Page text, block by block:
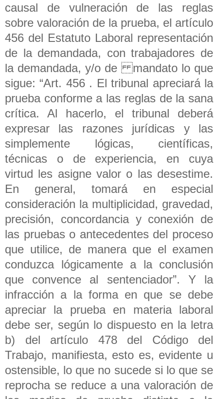
causal de vulneración de las reglas
sobre valoración de la prueba, el artículo
456 del Estatuto Laboral representación
de la demandada, con trabajadores de
la demandada, y/o de mandato lo que
sigue: “Art. 456 . El tribunal apreciará la
prueba conforme a las reglas de la sana
crítica. Al hacerlo, el tribunal deberá
expresar las razones jurídicas y las
simplemente lógicas, científicas,
técnicas o de experiencia, en cuya
virtud les asigne valor o las desestime.
En general, tomará en especial
consideración la multiplicidad, gravedad,
precisión, concordancia y conexión de
las pruebas o antecedentes del proceso
que utilice, de manera que el examen
conduzca lógicamente a la conclusión
que convence al sentenciador”. Y la
infracción a la forma en que se debe
apreciar la prueba en materia laboral
debe ser, según lo dispuesto en la letra
b) del artículo 478 del Código del
Trabajo, manifiesta, esto es, evidente u
ostensible, lo que no sucede si lo que se
reprocha se reduce a una valoración de